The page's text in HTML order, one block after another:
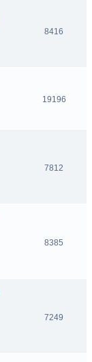
8416
19196
7812
8385
7249